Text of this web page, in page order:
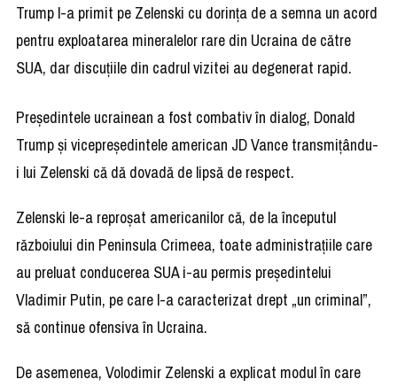
Trump l-a primit pe Zelenski cu dorința de a semna un acord
pentru exploatarea mineralelor rare din Ucraina de către
SUA, dar discuțiile din cadrul vizitei au degenerat rapid.
Președintele ucrainean a fost combativ în dialog, Donald
Trump și vicepreședintele american JD Vance transmițându-
i lui Zelenski că dă dovadă de lipsă de respect.
Zelenski le-a reproșat americanilor că, de la începutul
războiului din Peninsula Crimeea, toate administrațiile care
au preluat conducerea SUA i-au permis președintelui
Vladimir Putin, pe care l-a caracterizat drept „un criminal”,
să continue ofensiva în Ucraina.
De asemenea, Volodimir Zelenski a explicat modul în care